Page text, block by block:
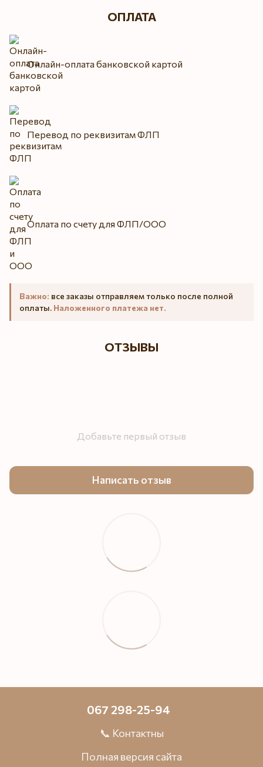
ОПЛАТА
Онлайн-оплата банковской картой
Перевод по реквизитам ФЛП
Оплата по счету для ФЛП/ООО
Важно: все заказы отправляем только после полной
оплаты. Наложенного платежа нет.
ОТЗЫВЫ
Добавьте первый отзыв
Написать отзыв
067 298-25-94
📞 Контактны
Полная версия сайта